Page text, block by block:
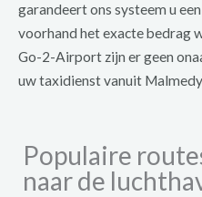
garandeert ons systeem u
voorhand het exacte bedrag
Go-2-Airport zijn er geen
uw taxidienst vanuit
Populaire
naar de